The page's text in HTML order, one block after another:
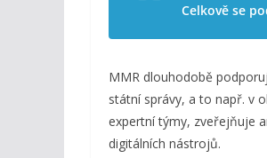
Celkově se
MMR dlouhodobě
státní správy, a to např. v
expertní týmy, zveřejňuje
digitálních nástrojů.